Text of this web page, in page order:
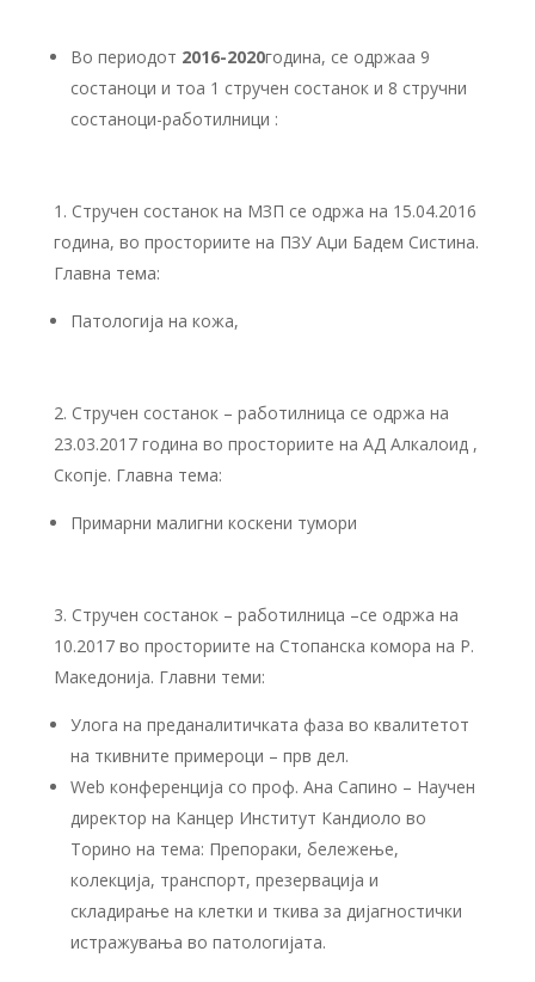
Во периодот 2016-2020година, се одржаа 9
состаноци и тоа 1 стручен состанок и 8 стручни
состаноци-работилници :
Стручен состанок на МЗП се одржа на 15.04.2016
година, во просториите на ПЗУ Аџи Бадем Систина.
Главна тема:
Патологија на кожа,
Стручен состанок – работилница се одржа на
23.03.2017 година во просториите на АД Алкалоид ,
Скопје. Главна тема:
Примарни малигни коскени тумори
Стручен состанок – работилница –се одржа на
10.2017 во просториите на Стопанска комора на Р.
Македонија. Главни теми:
Улога на преданалитичката фаза во квалитетот
на ткивните примероци – прв дел.
Web конференција со проф. Ана Сапино – Научен
директор на Канцер Институт Кандиоло во
Торино на тема: Препораки, бележење,
колекција, транспорт, презервација и
складирање на клетки и ткива за дијагностички
истражувања во патологијата.